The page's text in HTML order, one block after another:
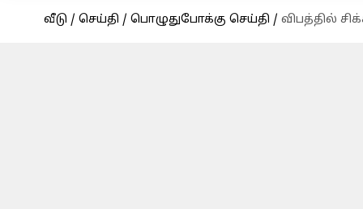
வீடு / செய்தி / பொழுதுபோக்கு செய்தி / விபத்தில்